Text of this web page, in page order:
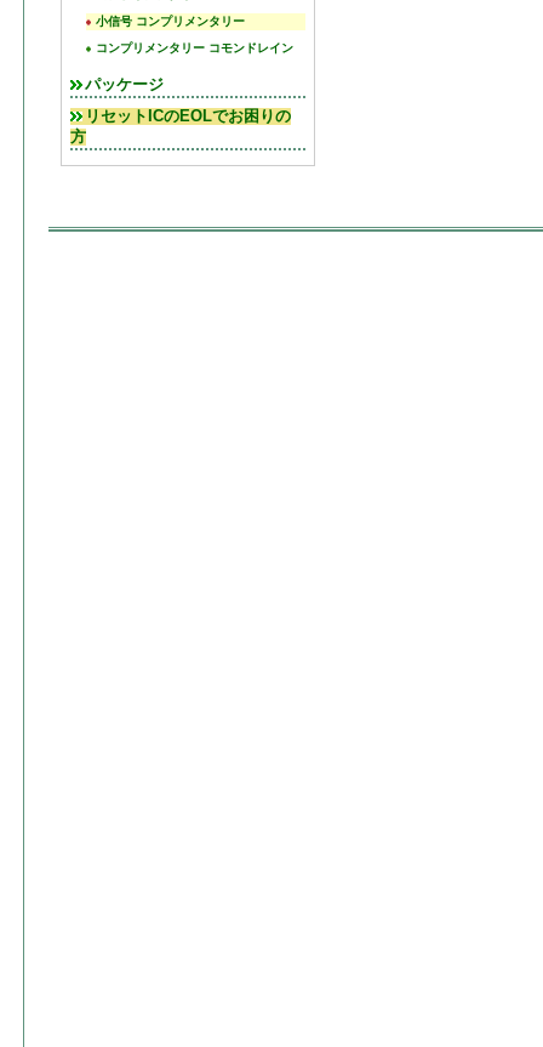
小信号 コンプリメンタリー
コンプリメンタリー コモンドレイン
パッケージ
リセットICのEOLでお困りの
方